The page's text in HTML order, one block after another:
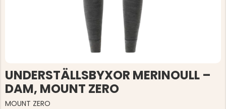
UNDERSTÄLLSBYXOR MERINOULL –
DAM, MOUNT ZERO
MOUNT ZERO